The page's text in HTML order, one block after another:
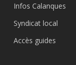
Infos Calanques
Syndicat local
Accès guides